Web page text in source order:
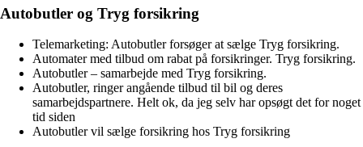
Autobutler og Tryg forsikring
Telemarketing: Autobutler forsøger at sælge Tryg forsikring.
Automater med tilbud om rabat på forsikringer. Tryg forsikring.
Autobutler – samarbejde med Tryg forsikring.
Autobutler, ringer angående tilbud til bil og deres
samarbejdspartnere. Helt ok, da jeg selv har opsøgt det for noget
tid siden
Autobutler vil sælge forsikring hos Tryg forsikring